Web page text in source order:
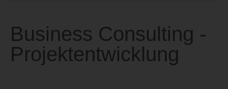
Business Consulting -
Projektentwicklung